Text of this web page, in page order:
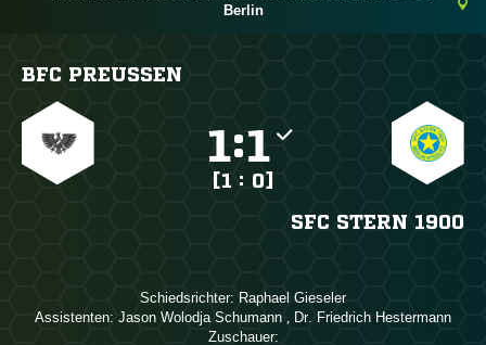
Berlin
BFC PREUSSEN
:
[1 : 0]
SFC STERN 1900
Schiedsrichter:  
Assistenten:    ,   
Zuschauer: